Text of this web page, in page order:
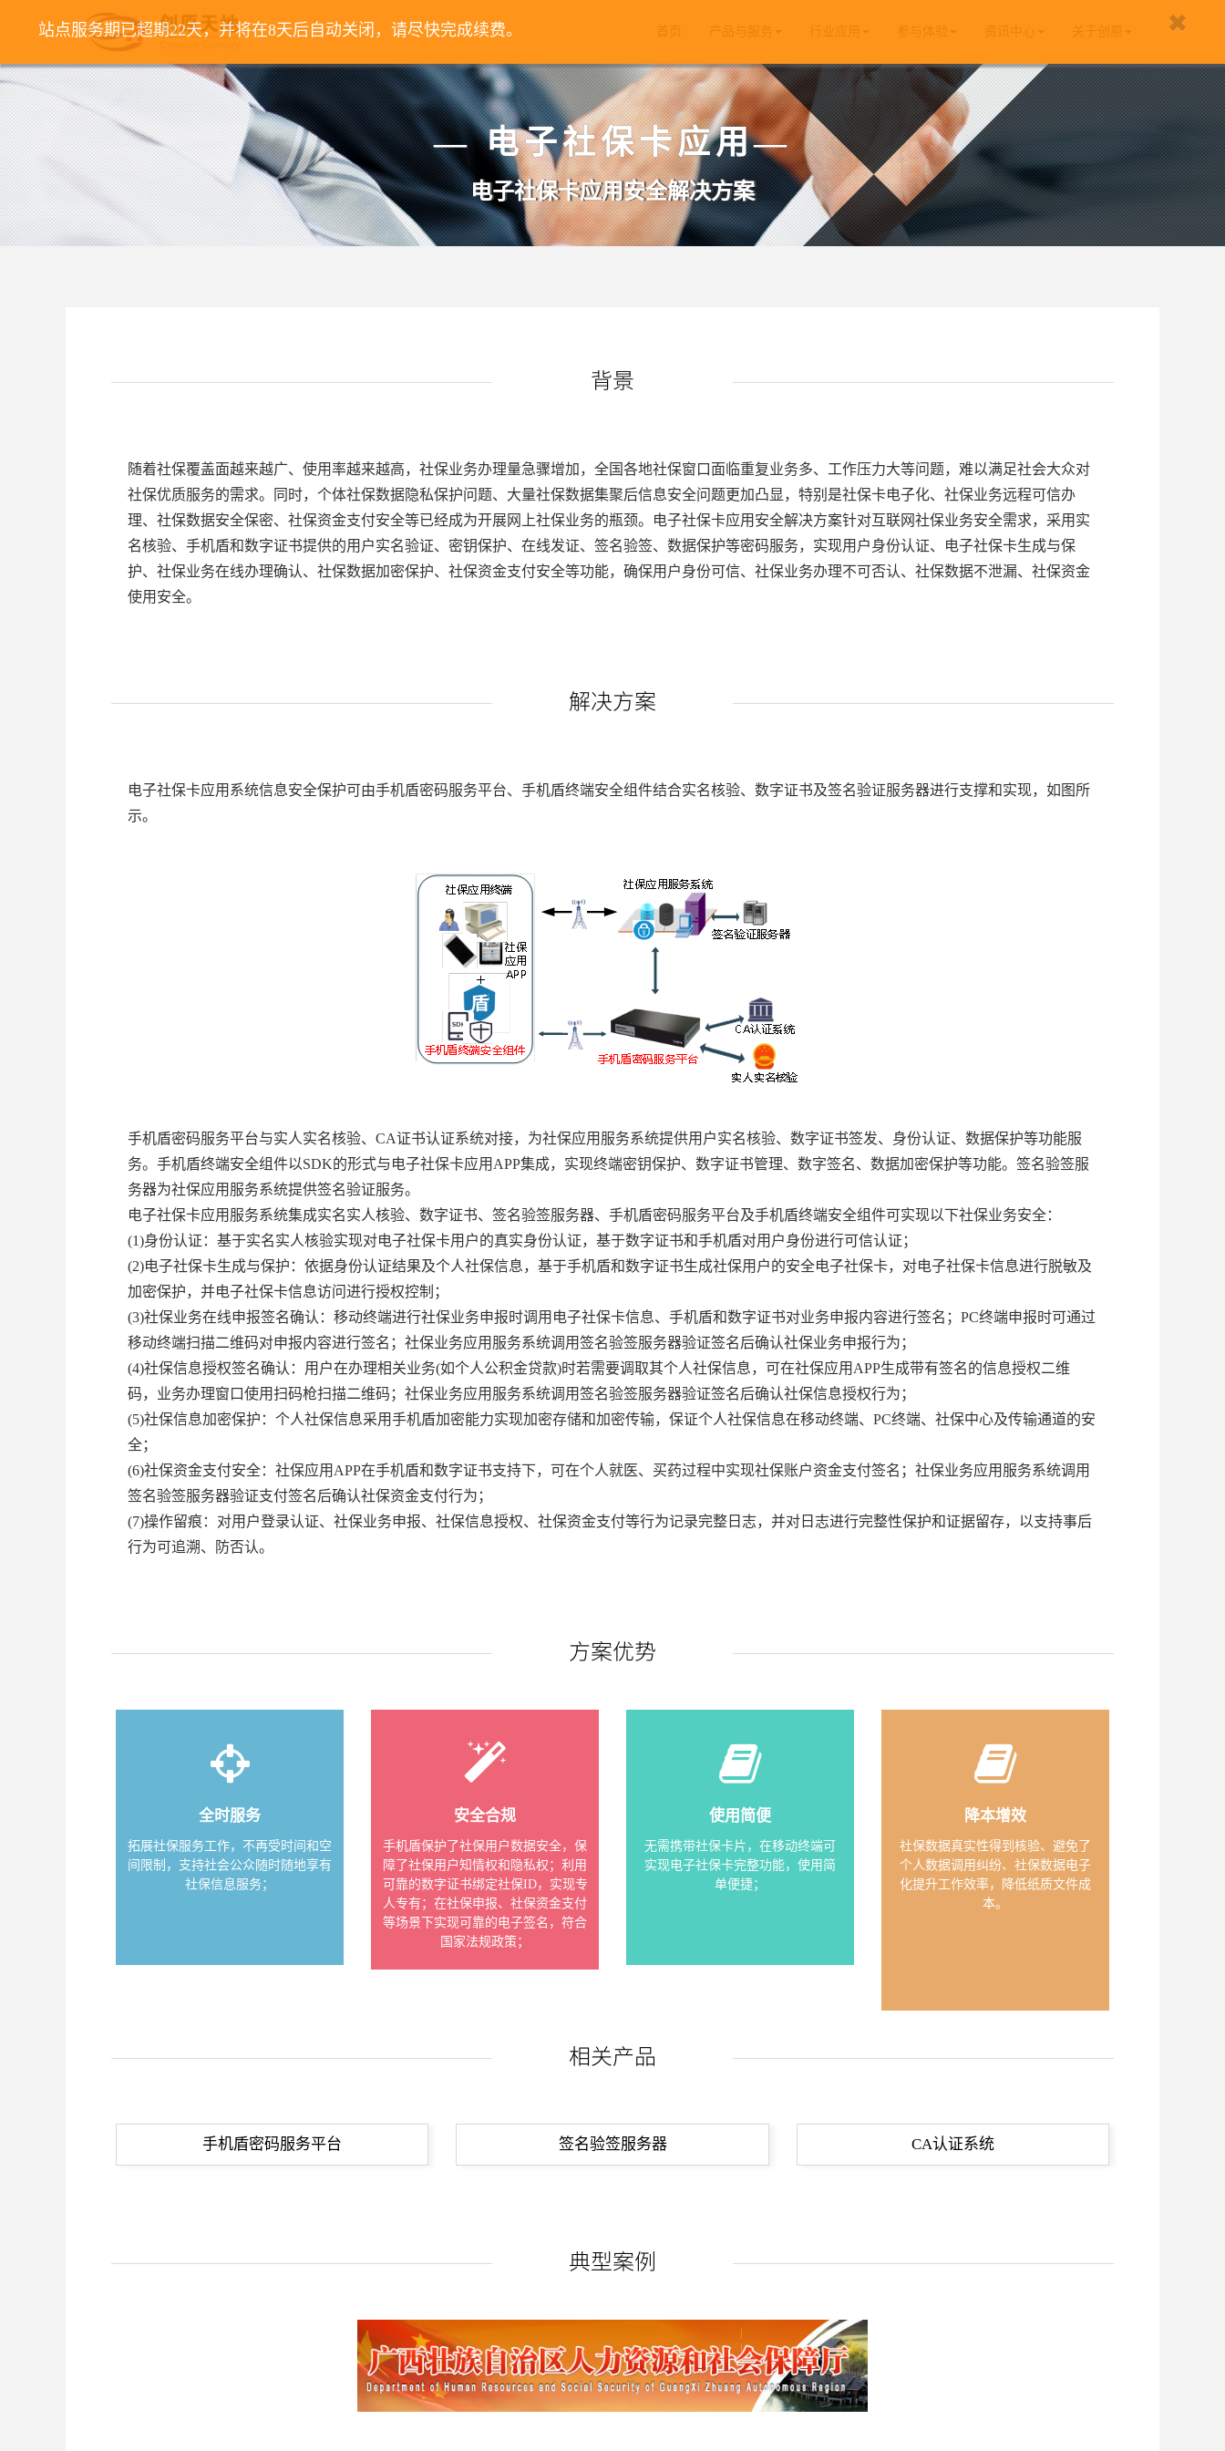
— 电子社保卡应用—
电子社保卡应用安全解决方案
背景
随着社保覆盖面越来越广、使用率越来越高，社保业务办理量急骤增加，全国各地社保窗口面临重复业务多、工作压力大等问题，难以满足社会大众对
社保优质服务的需求。同时，个体社保数据隐私保护问题、大量社保数据集聚后信息安全问题更加凸显，特别是社保卡电子化、社保业务远程可信办
理、社保数据安全保密、社保资金支付安全等已经成为开展网上社保业务的瓶颈。电子社保卡应用安全解决方案针对互联网社保业务安全需求，采用实
名核验、手机盾和数字证书提供的用户实名验证、密钥保护、在线发证、签名验签、数据保护等密码服务，实现用户身份认证、电子社保卡生成与保
护、社保业务在线办理确认、社保数据加密保护、社保资金支付安全等功能，确保用户身份可信、社保业务办理不可否认、社保数据不泄漏、社保资金
使用安全。
解决方案
电子社保卡应用系统信息安全保护可由手机盾密码服务平台、手机盾终端安全组件结合实名核验、数字证书及签名验证服务器进行支撑和实现，如图所
示。
手机盾密码服务平台与实人实名核验、CA证书认证系统对接，为社保应用服务系统提供用户实名核验、数字证书签发、身份认证、数据保护等功能服
务。手机盾终端安全组件以SDK的形式与电子社保卡应用APP集成，实现终端密钥保护、数字证书管理、数字签名、数据加密保护等功能。签名验签服
务器为社保应用服务系统提供签名验证服务。
电子社保卡应用服务系统集成实名实人核验、数字证书、签名验签服务器、手机盾密码服务平台及手机盾终端安全组件可实现以下社保业务安全：
(1)身份认证：基于实名实人核验实现对电子社保卡用户的真实身份认证，基于数字证书和手机盾对用户身份进行可信认证；
(2)电子社保卡生成与保护：依据身份认证结果及个人社保信息，基于手机盾和数字证书生成社保用户的安全电子社保卡，对电子社保卡信息进行脱敏及
加密保护，并电子社保卡信息访问进行授权控制；
(3)社保业务在线申报签名确认：移动终端进行社保业务申报时调用电子社保卡信息、手机盾和数字证书对业务申报内容进行签名；PC终端申报时可通过
移动终端扫描二维码对申报内容进行签名；社保业务应用服务系统调用签名验签服务器验证签名后确认社保业务申报行为；
(4)社保信息授权签名确认：用户在办理相关业务(如个人公积金贷款)时若需要调取其个人社保信息，可在社保应用APP生成带有签名的信息授权二维
码，业务办理窗口使用扫码枪扫描二维码；社保业务应用服务系统调用签名验签服务器验证签名后确认社保信息授权行为；
(5)社保信息加密保护：个人社保信息采用手机盾加密能力实现加密存储和加密传输，保证个人社保信息在移动终端、PC终端、社保中心及传输通道的安
全；
(6)社保资金支付安全：社保应用APP在手机盾和数字证书支持下，可在个人就医、买药过程中实现社保账户资金支付签名；社保业务应用服务系统调用
签名验签服务器验证支付签名后确认社保资金支付行为；
(7)操作留痕：对用户登录认证、社保业务申报、社保信息授权、社保资金支付等行为记录完整日志，并对日志进行完整性保护和证据留存，以支持事后
行为可追溯、防否认。
方案优势
全时服务
拓展社保服务工作，不再受时间和空
间限制，支持社会公众随时随地享有
社保信息服务；
安全合规
手机盾保护了社保用户数据安全，保
障了社保用户知情权和隐私权；利用
可靠的数字证书绑定社保ID，实现专
人专有；在社保申报、社保资金支付
等场景下实现可靠的电子签名，符合
国家法规政策；
使用简便
无需携带社保卡片，在移动终端可
实现电子社保卡完整功能，使用简
单便捷；
降本增效
社保数据真实性得到核验、避免了
个人数据调用纠纷、社保数据电子
化提升工作效率，降低纸质文件成
本。
相关产品
手机盾密码服务平台 签名验签服务器 CA认证系统
典型案例
站点服务期已超期22天，并将在8天后自动关闭，请尽快完成续费。